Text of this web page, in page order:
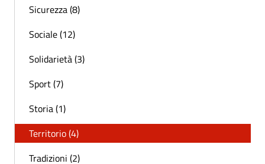
Sicurezza (8)
Sociale (12)
Solidarietà (3)
Sport (7)
Storia (1)
Territorio (4)
Tradizioni (2)